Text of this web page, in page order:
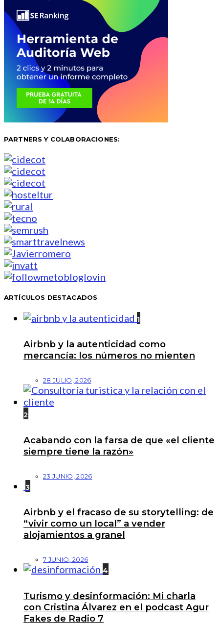
PARTNERS Y COLABORACIONES:
ARTÍCULOS DESTACADOS
1
Airbnb y la autenticidad como
mercancía: los números no mienten
28 JULIO, 2026
2
Acabando con la farsa de que «el cliente
siempre tiene la razón»
23 JUNIO, 2026
3
Airbnb y el fracaso de su storytelling: de
“vivir como un local” a vender
alojamientos a granel
7 JUNIO, 2026
4
Turismo y desinformación: Mi charla
con Cristina Álvarez en el podcast Agur
Fakes de Radio 7